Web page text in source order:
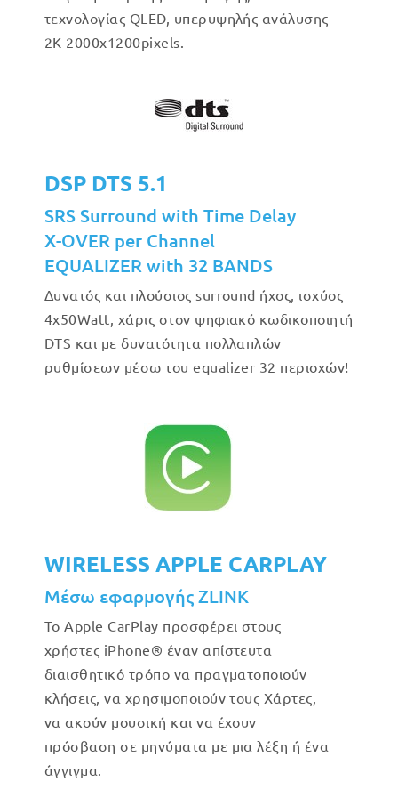
τεχνολογίας QLED, υπερυψηλής ανάλυσης
2Κ 2000x1200pixels.
DSP DTS 5.1
SRS Surround with Time Delay
X-OVER per Channel
EQUALIZER with 32 BANDS
Δυνατός και πλούσιος surround ήχος, ισχύος
4x50Watt, χάρις στον ψηφιακό κωδικοποιητή
DTS και με δυνατότητα πολλαπλών
ρυθμίσεων μέσω του equalizer 32 περιοχών!
WIRELESS APPLE CARPLAY
Μέσω εφαρμογής ZLINK
Το Apple CarPlay προσφέρει στους
χρήστες iPhone® έναν απίστευτα
διαισθητικό τρόπο να πραγματοποιούν
κλήσεις, να χρησιμοποιούν τους Χάρτες,
να ακούν μουσική και να έχουν
πρόσβαση σε μηνύματα με μια λέξη ή ένα
άγγιγμα.